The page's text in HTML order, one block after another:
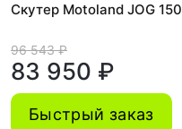
Скутер Motoland JOG 150
96 543 ₽
83 950 ₽
Быстрый заказ